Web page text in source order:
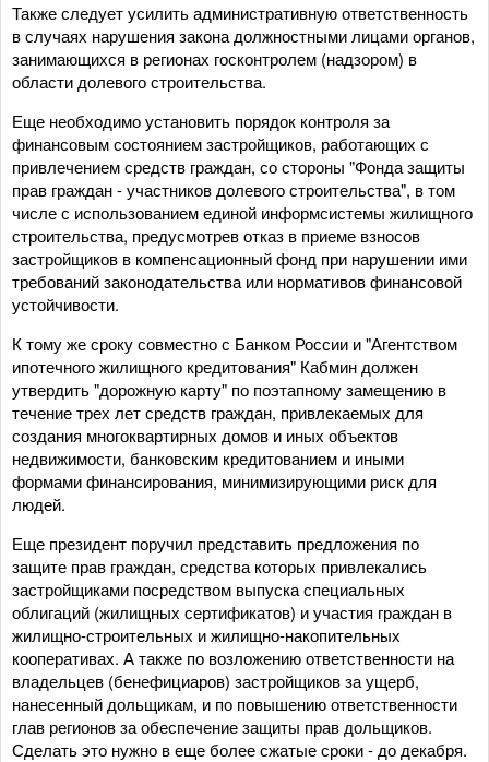
Также следует усилить административную ответственность
в случаях нарушения закона должностными лицами органов,
занимающихся в регионах госконтролем (надзором) в
области долевого строительства.
Еще необходимо установить порядок контроля за
финансовым состоянием застройщиков, работающих с
привлечением средств граждан, со стороны "Фонда защиты
прав граждан - участников долевого строительства", в том
числе с использованием единой информсистемы жилищного
строительства, предусмотрев отказ в приеме взносов
застройщиков в компенсационный фонд при нарушении ими
требований законодательства или нормативов финансовой
устойчивости.
К тому же сроку совместно с Банком России и "Агентством
ипотечного жилищного кредитования" Кабмин должен
утвердить "дорожную карту" по поэтапному замещению в
течение трех лет средств граждан, привлекаемых для
создания многоквартирных домов и иных объектов
недвижимости, банковским кредитованием и иными
формами финансирования, минимизирующими риск для
людей.
Еще президент поручил представить предложения по
защите прав граждан, средства которых привлекались
застройщиками посредством выпуска специальных
облигаций (жилищных сертификатов) и участия граждан в
жилищно-строительных и жилищно-накопительных
кооперативах. А также по возложению ответственности на
владельцев (бенефициаров) застройщиков за ущерб,
нанесенный дольщикам, и по повышению ответственности
глав регионов за обеспечение защиты прав дольщиков.
Сделать это нужно в еще более сжатые сроки - до декабря.